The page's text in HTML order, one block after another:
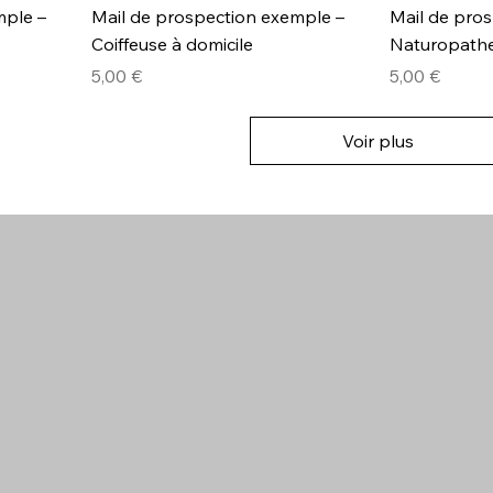
–
Mail de prospection exemple –
Coiffeuse à domicile
Prix
5,00 €
Mail de
Prix
5,00 €
Voir plus